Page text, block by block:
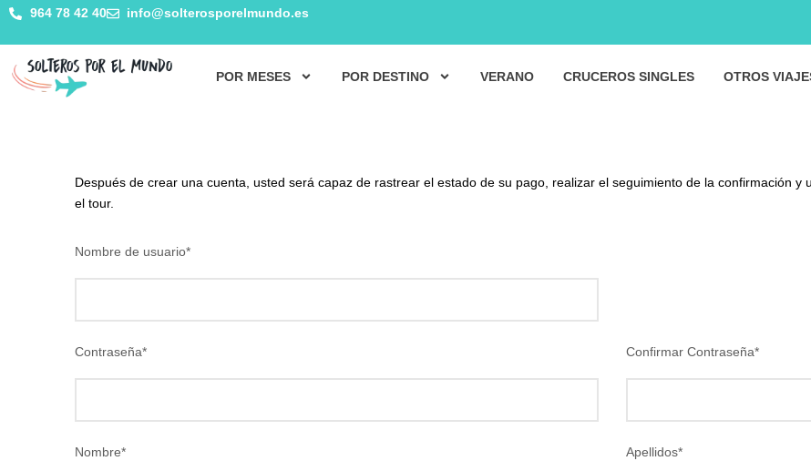
964 78 42 40 info@solterosporelmundo.es
POR MESES POR DESTINO VERANO CRUCEROS SINGLES OTROS
Después de crear una cuenta, usted será capaz de rastrear el estado de su pago, realizar el seguimiento de la confirmación
el tour.
Nombre de usuario*
Contraseña* Confirmar Contraseña*
Nombre* Apellidos*